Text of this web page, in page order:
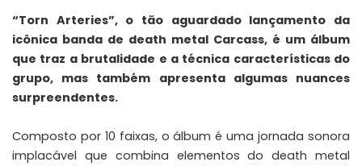
“Torn Arteries”, o tão aguardado lançamento da
icônica banda de death metal Carcass, é um álbum
que traz a brutalidade e a técnica características do
grupo, mas também apresenta algumas nuances
surpreendentes.
Composto por 10 faixas, o álbum é uma jornada sonora
implacável que combina elementos do death metal